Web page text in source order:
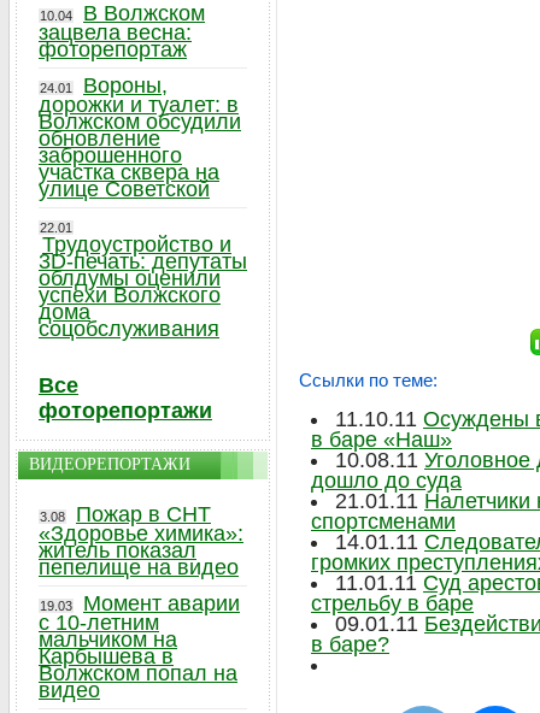
Ссылки по теме:
11.10.11 Осуждены
в баре «Наш»
10.08.11 Уголовное
дошло до суда
21.01.11
спортсменами
14.01.11
громких
11.01.11 Суд
стрельбу в баре
09.01.11
в баре?
10.04
В Волжском
зацвела весна:
фоторепортаж
24.01
Вороны,
дорожки и туалет: в
Волжском обсудили
обновление
заброшенного
участка сквера на
улице Советской
22.01
Трудоустройство и
3D-печать: депутаты
облдумы оценили
успехи Волжского
дома
соцобслуживания
Все
фоторепортажи
ВИДЕОРЕПОРТАЖИ
3.08
Пожар в СНТ
«Здоровье химика»:
житель показал
пепелище на видео
19.03
Момент аварии
с 10-летним
мальчиком на
Карбышева в
Волжском попал на
видео